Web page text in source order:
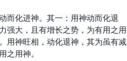
化进神。其一：用神动而化退
强大，且有增长之势，为有用之用
用神旺相，动化退神，其为虽有减
用神。